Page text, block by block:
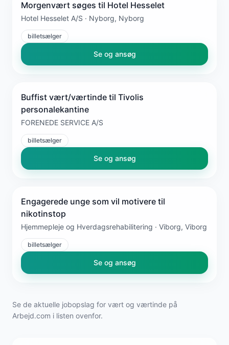
Morgenvært søges til Hotel Hesselet
Hotel Hesselet A/S · Nyborg, Nyborg
billetsælger
Se og ansøg
Buffist vært/værtinde til Tivolis
personalekantine
FORENEDE SERVICE A/S
billetsælger
Se og ansøg
Engagerede unge som vil motivere til
nikotinstop
Hjemmepleje og Hverdagsrehabilitering · Viborg, Viborg
billetsælger
Se og ansøg
Se de aktuelle jobopslag for vært og værtinde på
Arbejd.com i listen ovenfor.